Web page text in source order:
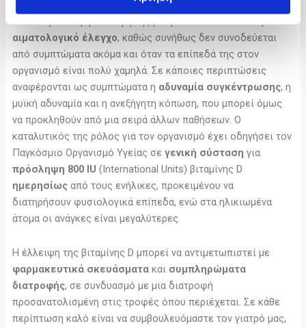
αιματολογικό έλεγχο, καθώς συνήθως δεν συνοδεύεται
από συμπτώματα ακόμα και όταν τα επίπεδά της στον
οργανισμό είναι πολύ χαμηλά. Σε κάποιες περιπτώσεις
αναφέρονται ως συμπτώματα η αδυναμία συγκέντρωσης, η
μυϊκή αδυναμία και η ανεξήγητη κόπωση, που μπορεί όμως
να προκληθούν από μια σειρά άλλων παθήσεων. Ο
καταλυτικός της ρόλος για τον οργανισμό έχει οδηγήσει τον
Παγκόσμιο Οργανισμό Υγείας σε γενική σύσταση για
πρόσληψη 800 IU (International Units) βιταμίνης D
ημερησίωςαπό τους ενήλικες, προκειμένου να
διατηρήσουν φυσιολογικά επίπεδα, ενώ στα ηλικιωμένα
άτομα οι ανάγκες είναι μεγαλύτερες.
Η έλλειψη της βιταμίνης D μπορεί να αντιμετωπιστεί με
φαρμακευτικά σκευάσματακαι συμπληρώματα
διατροφής, σε συνδυασμό με μια διατροφή
προσανατολισμένη στις τροφές όπου περιέχεται. Σε κάθε
περίπτωση καλό είναι να συμβουλευόμαστε τον γιατρό μας,